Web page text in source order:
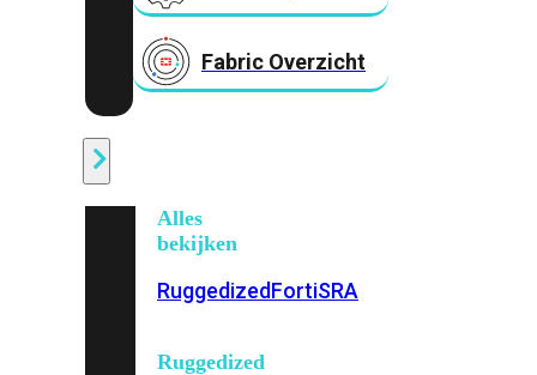
Fabric Overzicht
Alles
bekijken
RuggedizedFortiSRA
Ruggedized